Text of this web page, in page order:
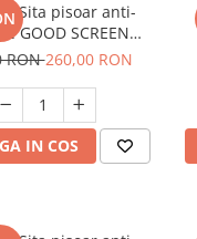
x Sita pisoar anti-
GOOD SCREEN
60+, Melon
RON260,00 RON
IN COS